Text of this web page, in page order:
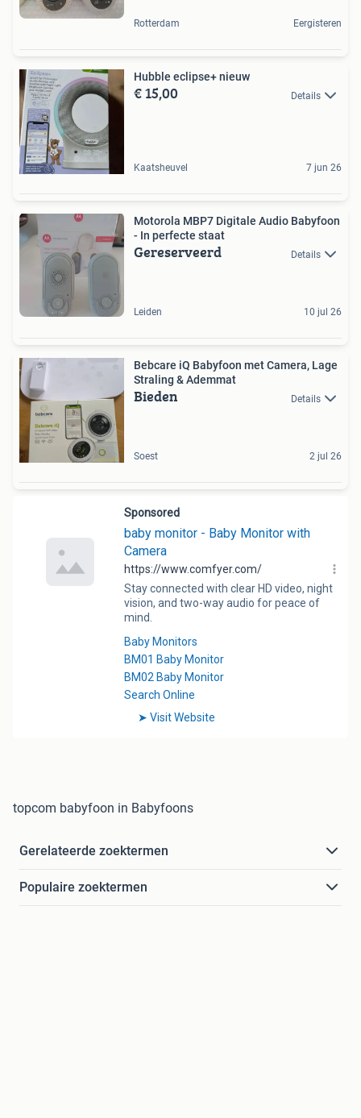
Rotterdam Eergisteren
Hubble eclipse+ nieuw
€ 15,00 Details
Kaatsheuvel 7 jun 26
Motorola MBP7 Digitale Audio Babyfoon
- In perfecte staat
Gereserveerd Details
Leiden 10 jul 26
Bebcare iQ Babyfoon met Camera, Lage
Straling & Ademmat
Bieden Details
Soest 2 jul 26
topcom babyfoon in Babyfoons
Gerelateerde zoektermen
Populaire zoektermen